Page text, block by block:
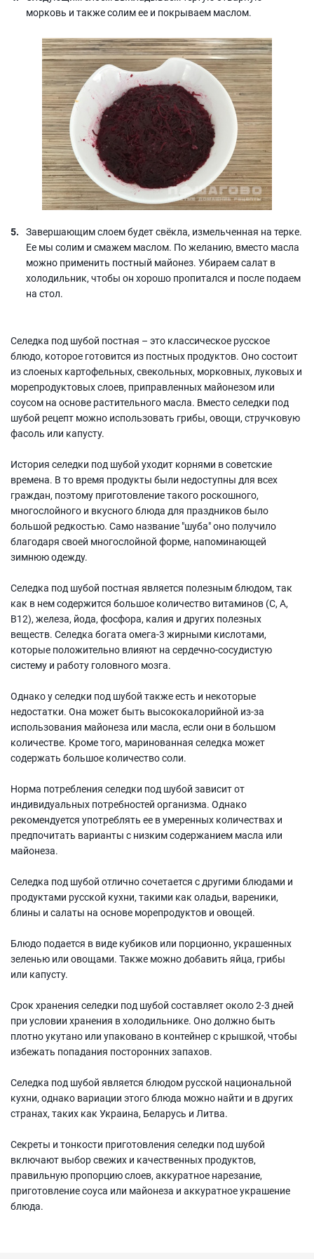
морковь и также солим ее и покрываем маслом.
Завершающим слоем будет свёкла, измельченная на терке.
Ее мы солим и смажем маслом. По желанию, вместо масла
можно применить постный майонез. Убираем салат в
холодильник, чтобы он хорошо пропитался и после подаем
на стол.
Селедка под шубой постная – это классическое русское
блюдо, которое готовится из постных продуктов. Оно состоит
из слоеных картофельных, свекольных, морковных, луковых и
морепродуктовых слоев, приправленных майонезом или
соусом на основе растительного масла. Вместо селедки под
шубой рецепт можно использовать грибы, овощи, стручковую
фасоль или капусту.
История селедки под шубой уходит корнями в советские
времена. В то время продукты были недоступны для всех
граждан, поэтому приготовление такого роскошного,
многослойного и вкусного блюда для праздников было
большой редкостью. Само название "шуба" оно получило
благодаря своей многослойной форме, напоминающей
зимнюю одежду.
Селедка под шубой постная является полезным блюдом, так
как в нем содержится большое количество витаминов (C, А,
В12), железа, йода, фосфора, калия и других полезных
веществ. Селедка богата омега-3 жирными кислотами,
которые положительно влияют на сердечно-сосудистую
систему и работу головного мозга.
Однако у селедки под шубой также есть и некоторые
недостатки. Она может быть высококалорийной из-за
использования майонеза или масла, если они в большом
количестве. Кроме того, маринованная селедка может
содержать большое количество соли.
Норма потребления селедки под шубой зависит от
индивидуальных потребностей организма. Однако
рекомендуется употреблять ее в умеренных количествах и
предпочитать варианты с низким содержанием масла или
майонеза.
Селедка под шубой отлично сочетается с другими блюдами и
продуктами русской кухни, такими как оладьи, вареники,
блины и салаты на основе морепродуктов и овощей.
Блюдо подается в виде кубиков или порционно, украшенных
зеленью или овощами. Также можно добавить яйца, грибы
или капусту.
Срок хранения селедки под шубой составляет около 2-3 дней
при условии хранения в холодильнике. Оно должно быть
плотно укутано или упаковано в контейнер с крышкой, чтобы
избежать попадания посторонних запахов.
Селедка под шубой является блюдом русской национальной
кухни, однако вариации этого блюда можно найти и в других
странах, таких как Украина, Беларусь и Литва.
Секреты и тонкости приготовления селедки под шубой
включают выбор свежих и качественных продуктов,
правильную пропорцию слоев, аккуратное нарезание,
приготовление соуса или майонеза и аккуратное украшение
блюда.